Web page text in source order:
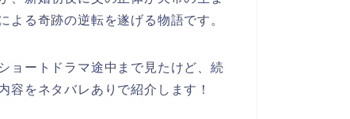
よる奇跡の逆転を遂げる物語です。
ショートドラマ途中まで見たけど、続
容をネタバレありで紹介します！